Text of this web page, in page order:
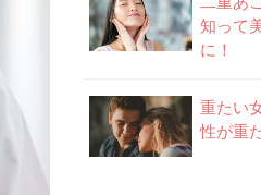
知って
に！
重たい
性が重